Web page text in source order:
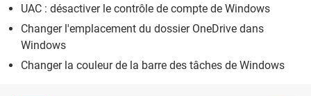
UAC : désactiver le contrôle de compte de Windows
Changer l'emplacement du dossier OneDrive dans
Windows
Changer la couleur de la barre des tâches de Windows